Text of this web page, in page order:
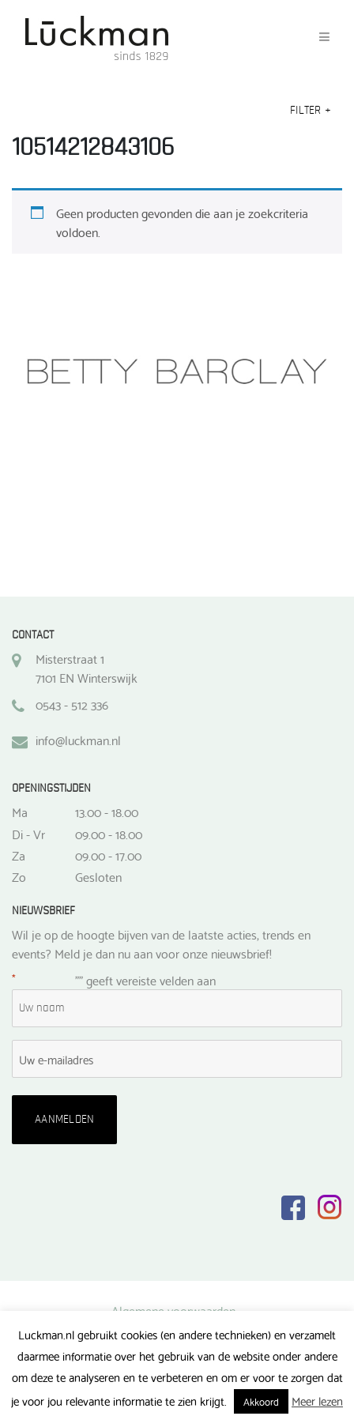
FILTER +
10514212843106
Geen producten gevonden die aan je zoekcriteria
voldoen.
CONTACT
Misterstraat 1
7101 EN Winterswijk
0543 - 512 336
info@luckman.nl
OPENINGSTIJDEN
Ma
13.00 - 18.00
Di - Vr
09.00 - 18.00
Za
09.00 - 17.00
Zo
Gesloten
NIEUWSBRIEF
Wil je op de hoogte bijven van de laatste acties, trends en
events? Meld je dan nu aan voor onze nieuwsbrief!
"
* " geeft vereiste velden aan
Algemene voorwaarden
Privacy verklaring
Veel gestelde vragen
Luckman.nl gebruikt cookies (en andere technieken) en verzamelt
daarmee informatie over het gebruik van de website onder andere
om deze te analyseren en te verbeteren en om er voor te zorgen dat
je voor jou relevante informatie te zien krijgt.
Akkoord Meer lezen